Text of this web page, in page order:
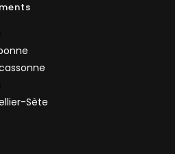
Sète